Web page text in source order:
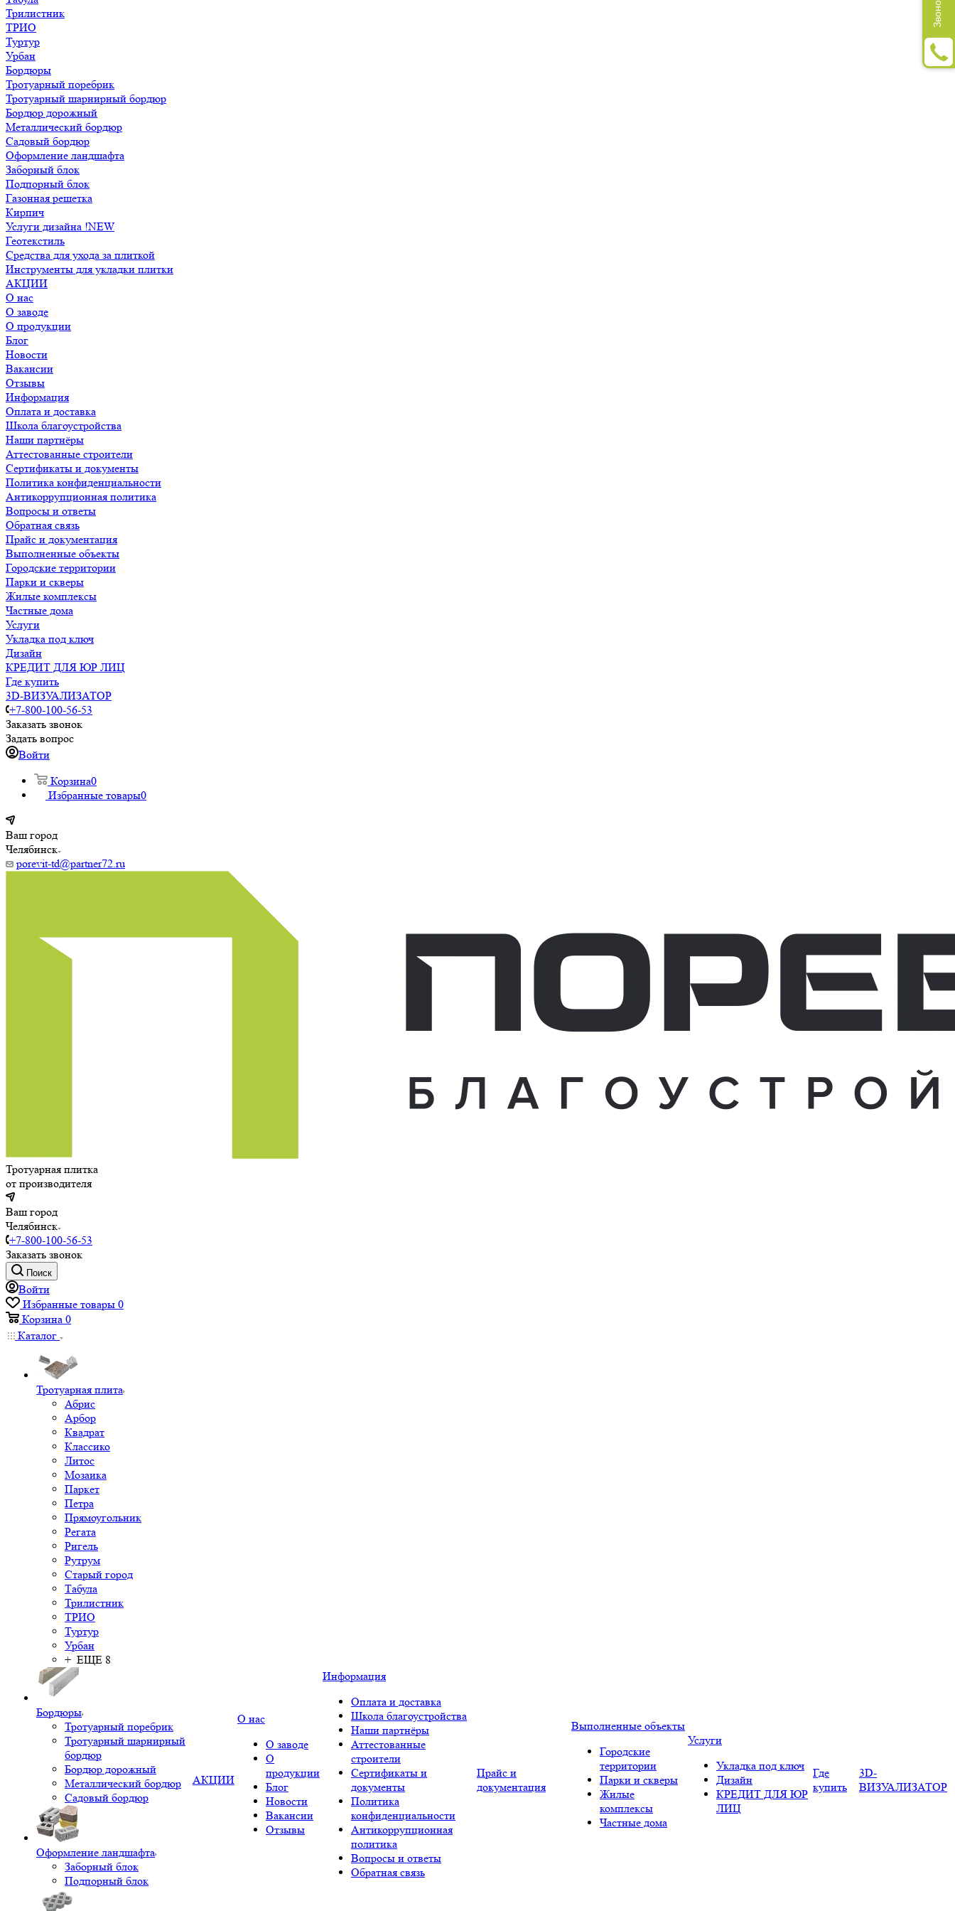
Трилистник
ТРИО
Туртур
Урбан
Бордюры
Тротуарный поребрик
Тротуарный шарнирный бордюр
Бордюр дорожный
Металлический бордюр
Садовый бордюр
Оформление ландшафта
Заборный блок
Подпорный блок
Газонная решетка
Кирпич
Услуги дизайна !NEW
Геотекстиль
Средства для ухода за плиткой
Инструменты для укладки плитки
АКЦИИ
О нас
О заводе
О продукции
Блог
Новости
Вакансии
Отзывы
Информация
Оплата и доставка
Школа благоустройства
Наши партнёры
Аттестованные строители
Сертификаты и документы
Политика конфиденциальности
Антикоррупционная политика
Вопросы и ответы
Обратная связь
Прайс и документация
Выполненные объекты
Городские территории
Парки и скверы
Жилые комплексы
Частные дома
Услуги
Укладка под ключ
Дизайн
КРЕДИТ ДЛЯ ЮР ЛИЦ
Где купить
3D-ВИЗУАЛИЗАТОР
+7-800-100-56-53
Заказать звонок
Задать вопрос
Войти
Корзина0
Избранные товары0
Ваш город
Челябинск
porevit-td@partner72.ru
Тротуарная плитка
от производителя
Ваш город
Челябинск
+7-800-100-56-53
Заказать звонок
Поиск
Войти
Избранные товары 0
Корзина 0
Каталог
Тротуарная плита
Абрис
Арбор
Квадрат
Классико
Литос
Мозаика
Паркет
Петра
Прямоугольник
Регата
Ригель
Рутрум
Старый город
Табула
Трилистник
ТРИО
Туртур
Урбан
+ ЕЩЕ 8
Бордюры
Тротуарный поребрик
Тротуарный шарнирный
бордюр
Бордюр дорожный
Металлический бордюр
Садовый бордюр
Оформление ландшафта
Заборный блок
Подпорный блок
АКЦИИ
О нас
О заводе
О
продукции
Блог
Новости
Вакансии
Отзывы
Информация
Оплата и доставка
Школа благоустройства
Наши партнёры
Аттестованные
строители
Сертификаты и
документы
Политика
конфиденциальности
Антикоррупционная
политика
Вопросы и ответы
Обратная связь
Прайс и
документация
Выполненные объекты
Городские
территории
Парки и скверы
Жилые
комплексы
Частные дома
Услуги
Укладка под ключ
Дизайн
КРЕДИТ ДЛЯ ЮР
ЛИЦ
Где
купить
3D-
ВИЗУАЛИЗАТОР